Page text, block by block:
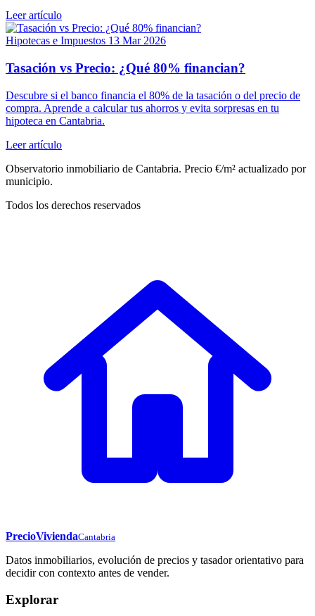
Leer artículo
Hipotecas e Impuestos 13 Mar 2026
Tasación vs Precio: ¿Qué 80% financian?
Descubre si el banco financia el 80% de la tasación o del precio de
compra. Aprende a calcular tus ahorros y evita sorpresas en tu
hipoteca en Cantabria.
Leer artículo
Observatorio inmobiliario de Cantabria. Precio €/m² actualizado por
municipio.
Todos los derechos reservados
PrecioViviendaCantabria
Datos inmobiliarios, evolución de precios y tasador orientativo para
decidir con contexto antes de vender.
Explorar